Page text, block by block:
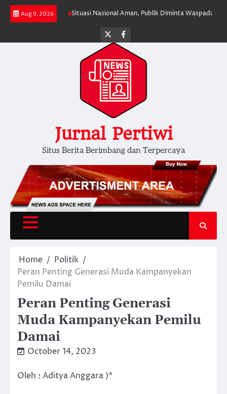
Skip
Aug 9, 2026
Persatuan Situasi Nasional Aman, Publik Diminta Waspadai Provokasi
Twitterfacebook
Jurnal Pertiwi
Situs Berita Berimbang dan Terpercaya
Home
Politik
Peran Penting Generasi Muda Kampanyekan
Pemilu Damai
Peran Penting Generasi
Muda Kampanyekan Pemilu
Damai
October 14, 2023
Oleh : Aditya Anggara )*